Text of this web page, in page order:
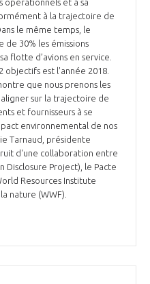
opérationnels et à sa
à la trajectoire de
le même temps, le
de 30% les émissions
flotte d’avions en service.
objectifs est l'année 2018.
que nous prenons les
aligner sur la trajectoire de
et fournisseurs à se
environnemental de nos
Tarnaud, présidente
fruit d'une collaboration entre
Disclosure Project), le Pacte
Resources Institute
nature (WWF).